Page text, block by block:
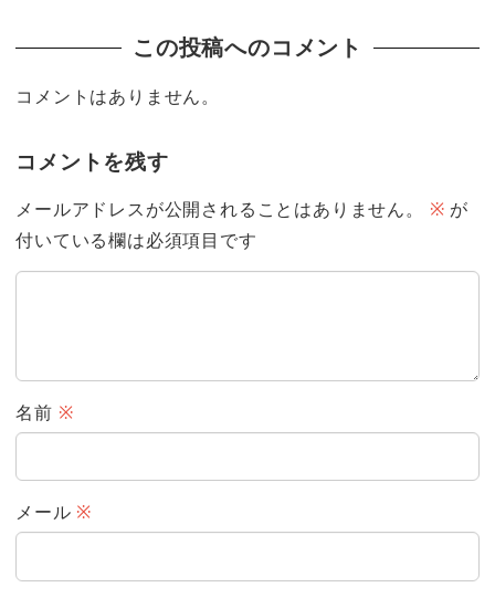
この投稿へのコメント
コメントはありません。
コメントを残す
メールアドレスが公開されることはありません。 ※ が
付いている欄は必須項目です
名前 ※
メール ※